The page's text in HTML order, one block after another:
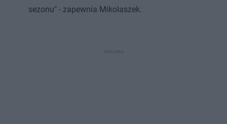
sezonu" - zapewnia Mikolaszek.